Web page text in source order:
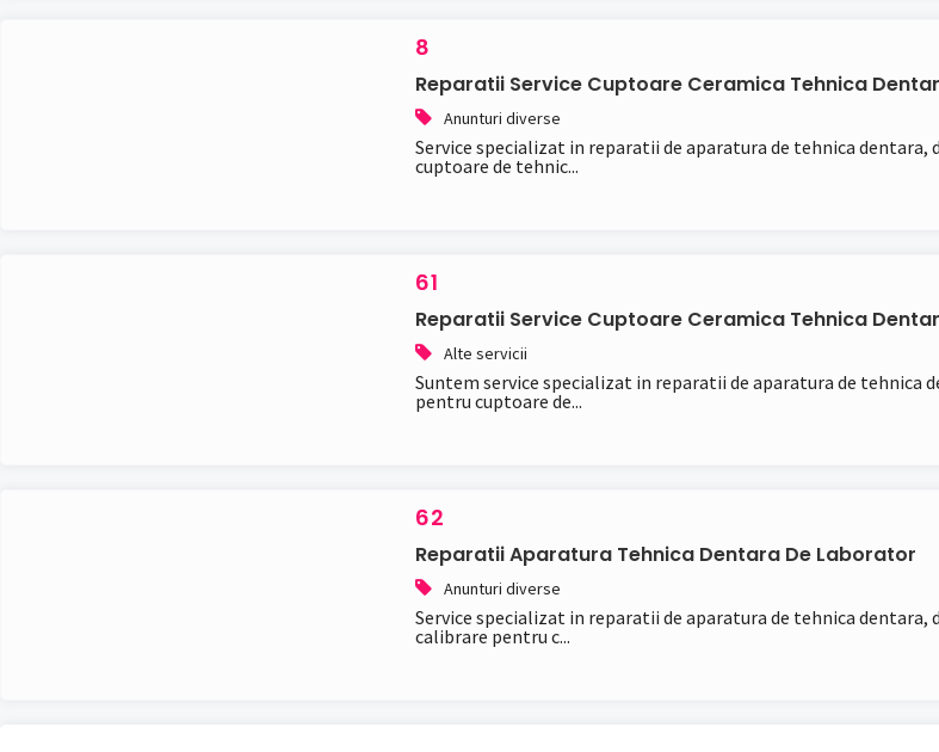
8
Reparatii Service Cuptoare Ceramica Tehnica
Anunturi diverse
Service specializat in reparatii de aparatura de tehnica
cuptoare de tehnic...
61
Reparatii Service Cuptoare Ceramica Tehnica
Alte servicii
Suntem service specializat in reparatii de aparatura de
pentru cuptoare de...
62
Reparatii Aparatura Tehnica Dentara De Laborator
Anunturi diverse
Service specializat in reparatii de aparatura de tehnica
calibrare pentru c...